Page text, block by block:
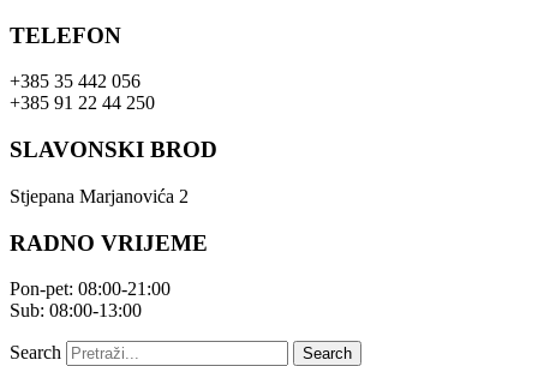
Skip
content
TELEFON
+385 35 442 056
+385 91 22 44 250
SLAVONSKI BROD
Stjepana Marjanovića 2
RADNO VRIJEME
Pon-pet: 08:00-21:00
Sub: 08:00-13:00
Search Search